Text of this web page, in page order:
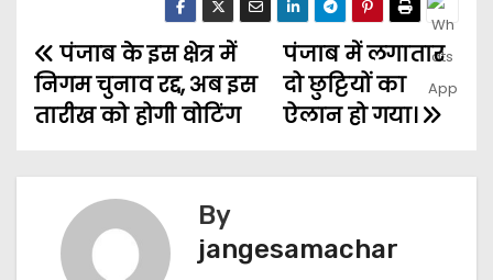
पंजाब में लगातार
दो छुट्टियों का
ऐलान हो गया।
पंजाब के इस क्षेत्र में
निगम चुनाव रद्द, अब इस
तारीख को होगी वोटिंग
By
jangesamachar